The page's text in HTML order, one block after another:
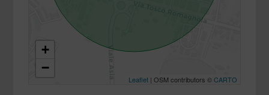
+
−
Leaflet| OSM contributors ©CARTO